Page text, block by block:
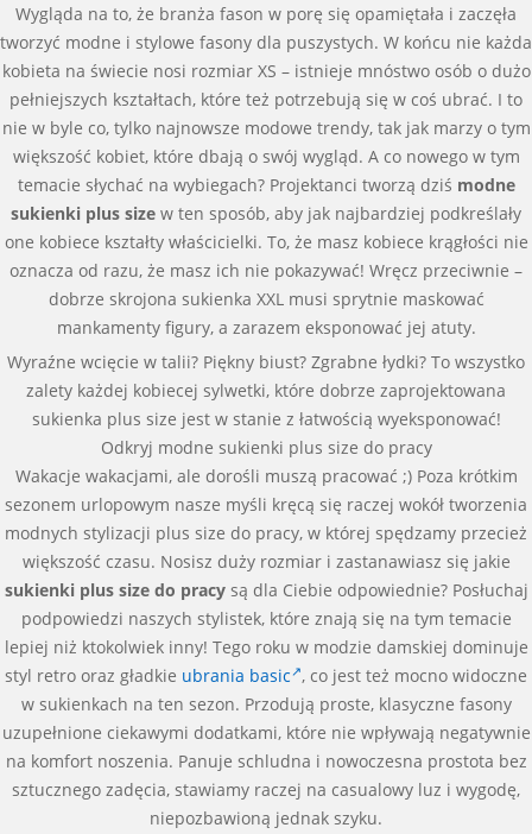
Wygląda na to, że branża fason w porę się opamiętała i zaczęła
tworzyć modne i stylowe fasony dla puszystych. W końcu nie każda
kobieta na świecie nosi rozmiar XS – istnieje mnóstwo osób o dużo
pełniejszych kształtach, które też potrzebują się w coś ubrać. I to
nie w byle co, tylko najnowsze modowe trendy, tak jak marzy o tym
większość kobiet, które dbają o swój wygląd. A co nowego w tym
temacie słychać na wybiegach? Projektanci tworzą dziś modne
sukienki plus size w ten sposób, aby jak najbardziej podkreślały
one kobiece kształty właścicielki. To, że masz kobiece krągłości nie
oznacza od razu, że masz ich nie pokazywać! Wręcz przeciwnie –
dobrze skrojona sukienka XXL musi sprytnie maskować
mankamenty figury, a zarazem eksponować jej atuty.
Wyraźne wcięcie w talii? Piękny biust? Zgrabne łydki? To wszystko
zalety każdej kobiecej sylwetki, które dobrze zaprojektowana
sukienka plus size jest w stanie z łatwością wyeksponować!
Odkryj modne sukienki plus size do pracy
Wakacje wakacjami, ale dorośli muszą pracować ;) Poza krótkim
sezonem urlopowym nasze myśli kręcą się raczej wokół tworzenia
modnych stylizacji plus size do pracy, w której spędzamy przecież
większość czasu. Nosisz duży rozmiar i zastanawiasz się jakie
sukienki plus size do pracysą dla Ciebie odpowiednie? Posłuchaj
podpowiedzi naszych stylistek, które znają się na tym temacie
lepiej niż ktokolwiek inny! Tego roku w modzie damskiej dominuje
styl retro oraz gładkie ubrania basic , co jest też mocno widoczne
w sukienkach na ten sezon. Przodują proste, klasyczne fasony
uzupełnione ciekawymi dodatkami, które nie wpływają negatywnie
na komfort noszenia. Panuje schludna i nowoczesna prostota bez
sztucznego zadęcia, stawiamy raczej na casualowy luz i wygodę,
niepozbawioną jednak szyku.